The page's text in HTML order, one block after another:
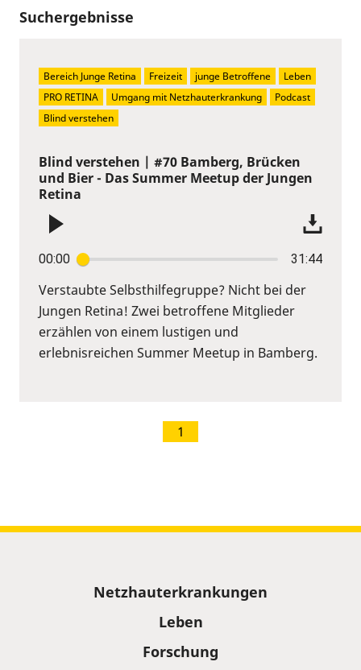
Suchergebnisse
Blind verstehen | #70 Bamberg, Brücken
und Bier - Das Summer Meetup der Jungen
Retina
00:00 31:44
Verstaubte Selbsthilfegruppe? Nicht bei der
Jungen Retina! Zwei betroffene Mitglieder
erzählen von einem lustigen und
erlebnisreichen Summer Meetup in Bamberg.
Bereich Junge Retina Freizeit junge Betroffene
Leben
PRO RETINA
Umgang mit Netzhauterkrankung
Podcast
Blind verstehen
1
Netzhauterkrankungen
Leben
Forschung